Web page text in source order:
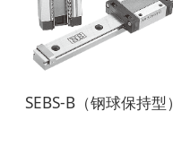
SEBS-B（钢球保持型）